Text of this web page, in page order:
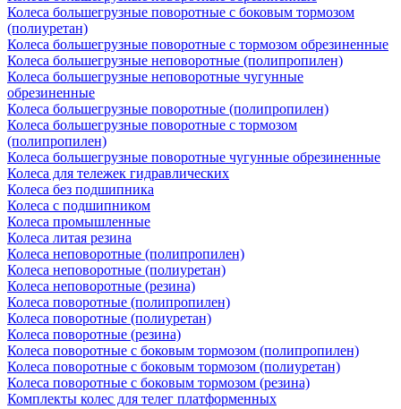
Колеса большегрузные поворотные с боковым тормозом
(полиуретан)
Колеса большегрузные поворотные с тормозом обрезиненные
Колеса большегрузные неповоротные (полипропилен)
Колеса большегрузные неповоротные чугунные
обрезиненные
Колеса большегрузные поворотные (полипропилен)
Колеса большегрузные поворотные с тормозом
(полипропилен)
Колеса большегрузные поворотные чугунные обрезиненные
Колеса для тележек гидравлических
Колеса без подшипника
Колеса с подшипником
Колеса промышленные
Колеса литая резина
Колеса неповоротные (полипропилен)
Колеса неповоротные (полиуретан)
Колеса неповоротные (резина)
Колеса поворотные (полипропилен)
Колеса поворотные (полиуретан)
Колеса поворотные (резина)
Колеса поворотные c боковым тормозом (полипропилен)
Колеса поворотные c боковым тормозом (полиуретан)
Колеса поворотные c боковым тормозом (резина)
Комплекты колес для телег платформенных